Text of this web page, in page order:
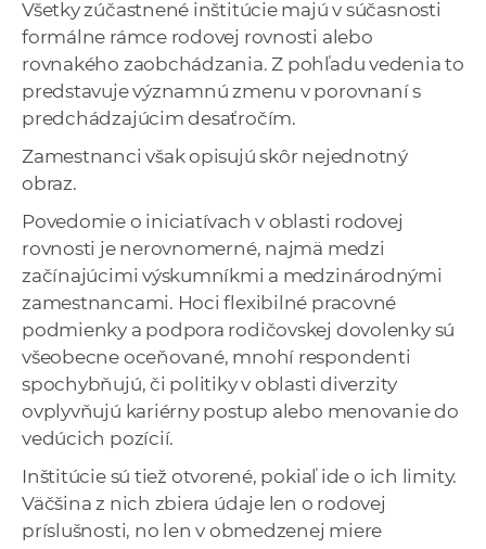
Všetky zúčastnené inštitúcie majú v súčasnosti
formálne rámce rodovej rovnosti alebo
rovnakého zaobchádzania. Z pohľadu vedenia to
predstavuje významnú zmenu v porovnaní s
predchádzajúcim desaťročím.
Zamestnanci však opisujú skôr nejednotný
obraz.
Povedomie o iniciatívach v oblasti rodovej
rovnosti je nerovnomerné, najmä medzi
začínajúcimi výskumníkmi a medzinárodnými
zamestnancami. Hoci flexibilné pracovné
podmienky a podpora rodičovskej dovolenky sú
všeobecne oceňované, mnohí respondenti
spochybňujú, či politiky v oblasti diverzity
ovplyvňujú kariérny postup alebo menovanie do
vedúcich pozícií.
Inštitúcie sú tiež otvorené, pokiaľ ide o ich limity.
Väčšina z nich zbiera údaje len o rodovej
príslušnosti, no len v obmedzenej miere